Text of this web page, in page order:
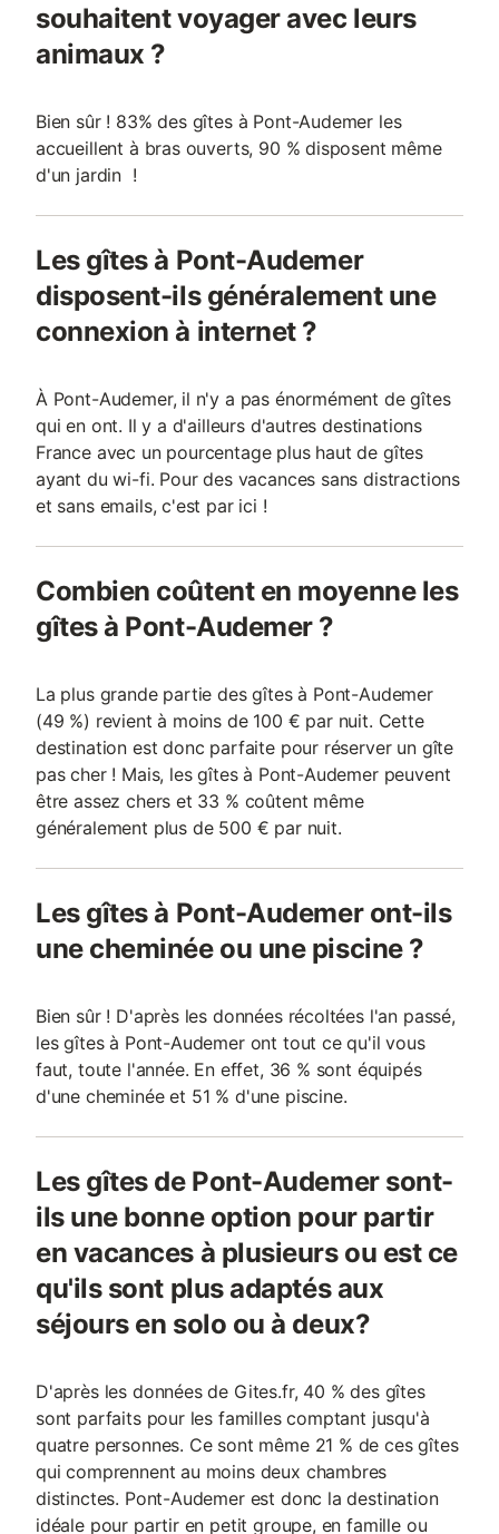
souhaitent voyager avec leurs
animaux ?
Bien sûr ! 83% des gîtes à Pont-Audemer les
accueillent à bras ouverts, 90 % disposent même
d'un jardin !
Les gîtes à Pont-Audemer
disposent-ils généralement une
connexion à internet ?
À Pont-Audemer, il n'y a pas énormément de gîtes
qui en ont. Il y a d'ailleurs d'autres destinations
France avec un pourcentage plus haut de gîtes
ayant du wi-fi. Pour des vacances sans distractions
et sans emails, c'est par ici !
Combien coûtent en moyenne les
gîtes à Pont-Audemer ?
La plus grande partie des gîtes à Pont-Audemer
(49 %) revient à moins de 100 € par nuit. Cette
destination est donc parfaite pour réserver un gîte
pas cher ! Mais, les gîtes à Pont-Audemer peuvent
être assez chers et 33 % coûtent même
généralement plus de 500 € par nuit.
Les gîtes à Pont-Audemer ont-ils
une cheminée ou une piscine ?
Bien sûr ! D'après les données récoltées l'an passé,
les gîtes à Pont-Audemer ont tout ce qu'il vous
faut, toute l'année. En effet, 36 % sont équipés
d'une cheminée et 51 % d'une piscine.
Les gîtes de Pont-Audemer sont-
ils une bonne option pour partir
en vacances à plusieurs ou est ce
qu'ils sont plus adaptés aux
séjours en solo ou à deux?
D'après les données de Gites.fr, 40 % des gîtes
sont parfaits pour les familles comptant jusqu'à
quatre personnes. Ce sont même 21 % de ces gîtes
qui comprennent au moins deux chambres
distinctes. Pont-Audemer est donc la destination
idéale pour partir en petit groupe, en famille ou